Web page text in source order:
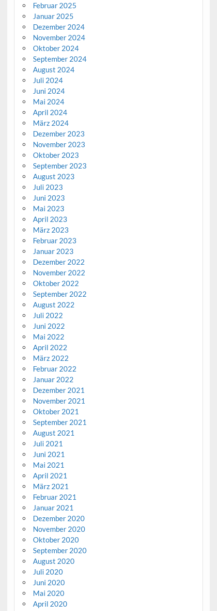
Februar 2025
Januar 2025
Dezember 2024
November 2024
Oktober 2024
September 2024
August 2024
Juli 2024
Juni 2024
Mai 2024
April 2024
März 2024
Dezember 2023
November 2023
Oktober 2023
September 2023
August 2023
Juli 2023
Juni 2023
Mai 2023
April 2023
März 2023
Februar 2023
Januar 2023
Dezember 2022
November 2022
Oktober 2022
September 2022
August 2022
Juli 2022
Juni 2022
Mai 2022
April 2022
März 2022
Februar 2022
Januar 2022
Dezember 2021
November 2021
Oktober 2021
September 2021
August 2021
Juli 2021
Juni 2021
Mai 2021
April 2021
März 2021
Februar 2021
Januar 2021
Dezember 2020
November 2020
Oktober 2020
September 2020
August 2020
Juli 2020
Juni 2020
Mai 2020
April 2020